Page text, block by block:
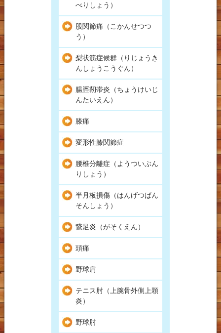
べりしょう）
股関節痛（こかんせつつ
う）
梨状筋症候群（りじょうき
んしょうこうぐん）
腸脛靭帯炎（ちょうけいじ
んたいえん）
膝痛
変形性膝関節症
腰椎分離症（ようついぶん
りしょう）
半月板損傷（はんげつばん
そんしょう）
鵞足炎（がそくえん）
頭痛
野球肩
テニス肘（上腕骨外側上顆
炎）
野球肘